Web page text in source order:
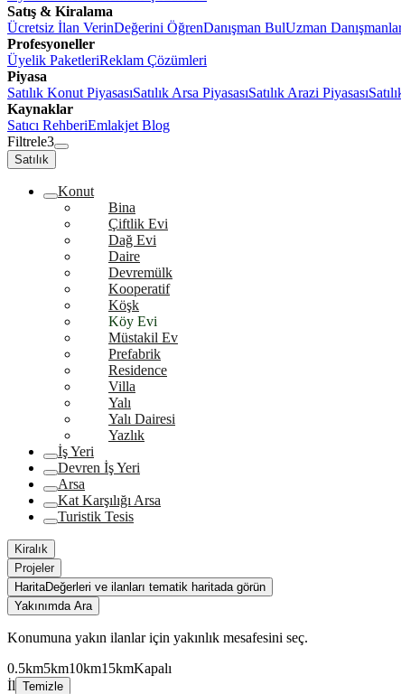
Satış & Kiralama
Ücretsiz İlan VerinDeğerini ÖğrenDanışman BulUzman
Profesyoneller
Üyelik PaketleriReklam Çözümleri
Piyasa
Satılık Konut PiyasasıSatılık Arsa PiyasasıSatılık Arazi Piyasası
Kaynaklar
Satıcı RehberiEmlakjet Blog
Filtrele3
Satılık
Konut
Bina
Çiftlik Evi
Dağ Evi
Daire
Devremülk
Kooperatif
Köşk
Köy Evi
Müstakil Ev
Prefabrik
Residence
Villa
Yalı
Yalı Dairesi
Yazlık
İş Yeri
Devren İş Yeri
Arsa
Kat Karşılığı Arsa
Turistik Tesis
Kiralık
Projeler
HaritaDeğerleri ve ilanları tematik haritada görün
Yakınımda Ara
Konumuna yakın ilanlar için yakınlık mesafesini seç.
0.5km5km10km15kmKapalı
İl Temizle